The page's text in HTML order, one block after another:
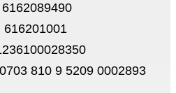
810 9 5209 0002893